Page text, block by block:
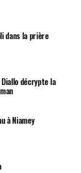
dans la prière
décrypte la
à Niamey